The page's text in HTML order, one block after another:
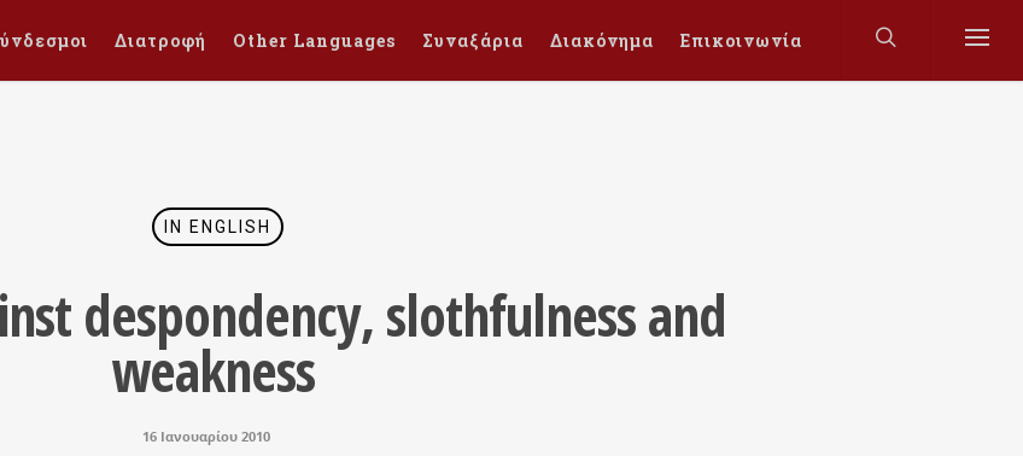
Διατροφή Other Languages Συναξάρια Διακόνημα Επικοινωνία
IN ENGLISH
despondency, slothfulness and
weakness
16 Ιανουαρίου 2010